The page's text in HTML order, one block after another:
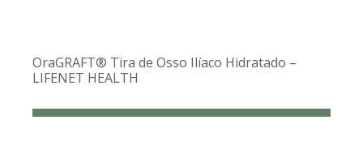
OraGRAFT® Tira de Osso Ilíaco Hidratado –
LIFENET HEALTH